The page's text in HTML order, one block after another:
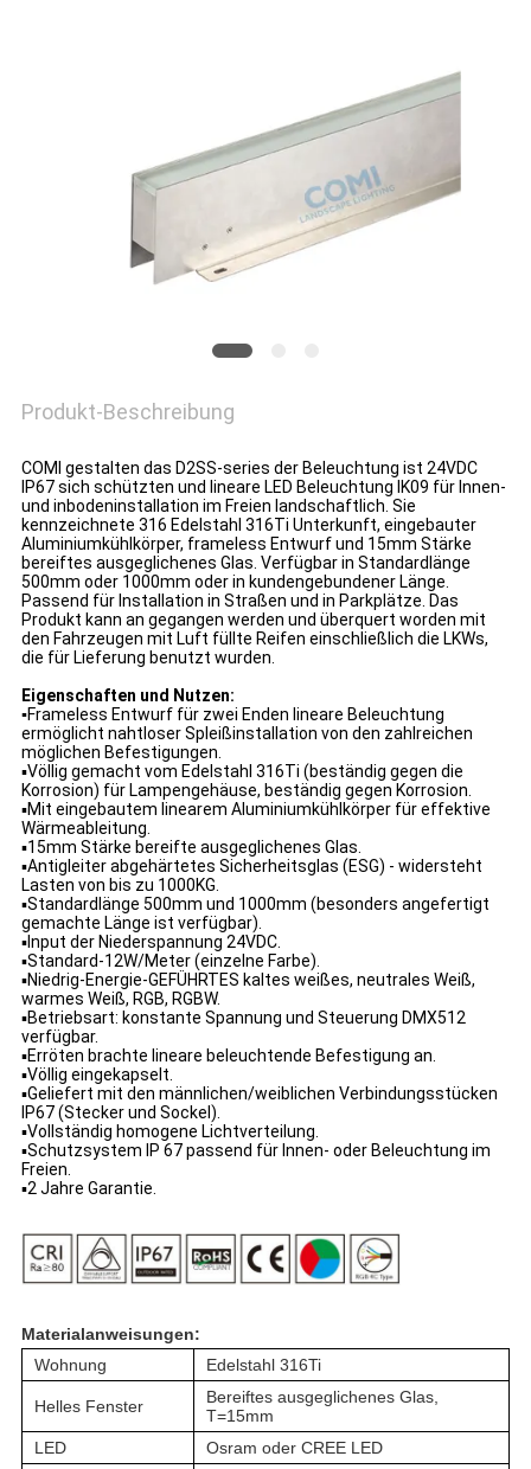
DATENSCHUTZRICHTLINIE
Produkt-Beschreibung
COMI gestalten das D2SS-series der Beleuchtung ist 24VDC
IP67 sich schützten und lineare LED Beleuchtung IK09 für Innen-
und inbodeninstallation im Freien landschaftlich. Sie
kennzeichnete 316 Edelstahl 316Ti Unterkunft, eingebauter
Aluminiumkühlkörper, frameless Entwurf und 15mm Stärke
bereiftes ausgeglichenes Glas. Verfügbar in Standardlänge
500mm oder 1000mm oder in kundengebundener Länge.
Passend für Installation in Straßen und in Parkplätze. Das
Produkt kann an gegangen werden und überquert worden mit
den Fahrzeugen mit Luft füllte Reifen einschließlich die LKWs,
die für Lieferung benutzt wurden.
Eigenschaften und Nutzen:
▪Frameless Entwurf für zwei Enden lineare Beleuchtung
ermöglicht nahtloser Spleißinstallation von den zahlreichen
möglichen Befestigungen.
▪Völlig gemacht vom Edelstahl 316Ti (beständig gegen die
Korrosion) für Lampengehäuse, beständig gegen Korrosion.
▪Mit eingebautem linearem Aluminiumkühlkörper für effektive
Wärmeableitung.
▪15mm Stärke bereifte ausgeglichenes Glas.
▪Antigleiter abgehärtetes Sicherheitsglas (ESG) - widersteht
Lasten von bis zu 1000KG.
▪Standardlänge 500mm und 1000mm (besonders angefertigt
gemachte Länge ist verfügbar).
▪Input der Niederspannung 24VDC.
▪Standard-12W/Meter (einzelne Farbe).
▪Niedrig-Energie-GEFÜHRTES kaltes weißes, neutrales Weiß,
warmes Weiß, RGB, RGBW.
▪Betriebsart: konstante Spannung und Steuerung DMX512
verfügbar.
▪Erröten brachte lineare beleuchtende Befestigung an.
▪Völlig eingekapselt.
▪Geliefert mit den männlichen/weiblichen Verbindungsstücken
IP67 (Stecker und Sockel).
▪Vollständig homogene Lichtverteilung.
▪Schutzsystem IP 67 passend für Innen- oder Beleuchtung im
Freien.
▪2 Jahre Garantie.
Materialanweisungen:
Wohnung
Edelstahl 316Ti
Helles Fenster
Bereiftes ausgeglichenes Glas,
T=15mm
LED
Osram oder CREE LED